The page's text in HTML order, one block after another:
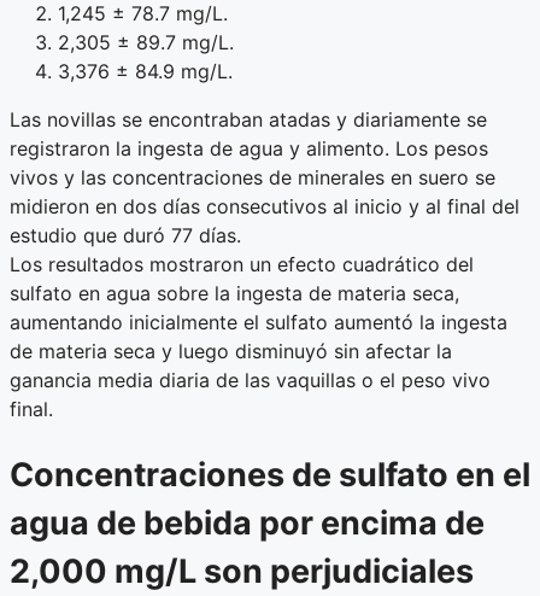
1,245 ± 78.7 mg/L.
2,305 ± 89.7 mg/L.
3,376 ± 84.9 mg/L.
Las novillas se encontraban atadas y diariamente se
registraron la ingesta de agua y alimento. Los pesos
vivos y las concentraciones de minerales en suero se
midieron en dos días consecutivos al inicio y al final del
estudio que duró 77 días.
Los resultados mostraron un efecto cuadrático del
sulfato en agua sobre la ingesta de materia seca,
aumentando inicialmente el sulfato aumentó la ingesta
de materia seca y luego disminuyó sin afectar la
ganancia media diaria de las vaquillas o el peso vivo
final.
Concentraciones de sulfato en el
agua de bebida por encima de
2,000 mg/L son perjudiciales